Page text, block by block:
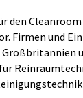
den
Firmen und